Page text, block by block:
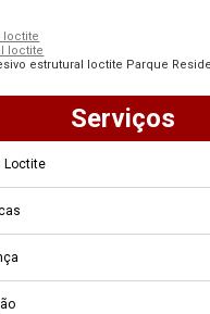
loctite
loctite
estrutural loctite Parque
Serviços
Loctite